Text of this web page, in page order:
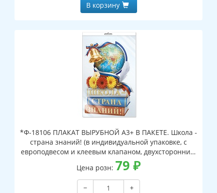
В корзину
*Ф-18106 ПЛАКАТ ВЫРУБНОЙ А3+ В ПАКЕТЕ. Школа -
страна знаний! (в индивидуальной упаковке, с
европодвесом и клеевым клапаном, двухсторонний,
ВД-лак)
Цена розн: 79 ₽
−
+